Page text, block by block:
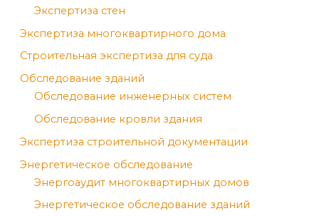
Экспертиза стен
Экспертиза многоквартирного дома
Строительная экспертиза для суда
Обследование зданий
Обследование инженерных систем
Обследование кровли здания
Экспертиза строительной документации
Энергетическое обследование
Энергоаудит многоквартирных домов
Энергетическое обследование зданий